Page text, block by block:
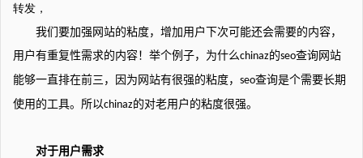
转发，
我们要加强网站的粘度，增加用户下次可能还会需要的内容，
用户有重复性需求的内容！举个例子，为什么chinaz的seo查询网站
能够一直排在前三，因为网站有很强的粘度， seo查询是个需要长期
使用的工具。所以chinaz的对老用户的粘度很强。
对于用户需求